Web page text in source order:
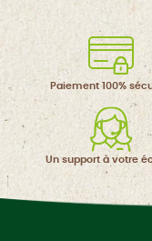
Paiement 100%
Un support à votre